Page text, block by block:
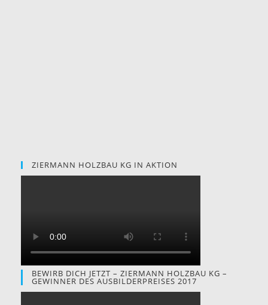
ZIERMANN HOLZBAU KG IN AKTION
BEWIRB DICH JETZT – ZIERMANN HOLZBAU KG –
GEWINNER DES AUSBILDERPREISES 2017